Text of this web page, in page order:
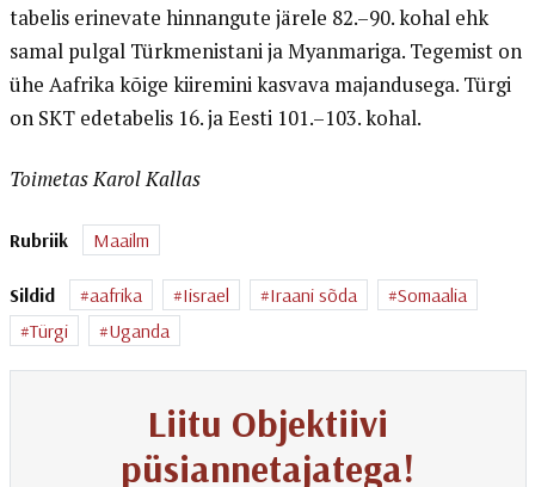
tabelis erinevate hinnangute järele 82.–90. kohal ehk
samal pulgal Türkmenistani ja Myanmariga. Tegemist on
ühe Aafrika kõige kiiremini kasvava majandusega. Türgi
on SKT edetabelis 16. ja Eesti 101.–103. kohal.
Toimetas Karol Kallas
Rubriik Maailm
Sildid aafrika Iisrael Iraani sõda
Somaalia
Türgi
Uganda
Liitu Objektiivi
püsiannetajatega!